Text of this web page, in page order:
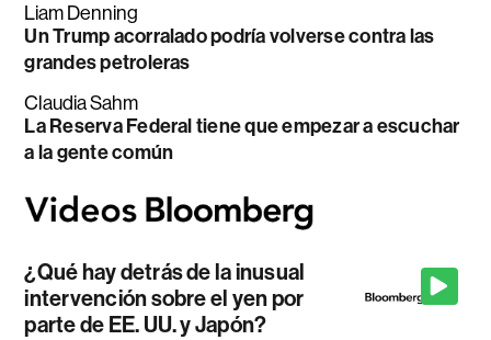
Liam Denning
Un Trump acorralado podría volverse contra las
grandes petroleras
Claudia Sahm
La Reserva Federal tiene que empezar a escuchar
a la gente común
¿Qué hay detrás de la inusual
intervención sobre el yen por
parte de EE. UU. y Japón?